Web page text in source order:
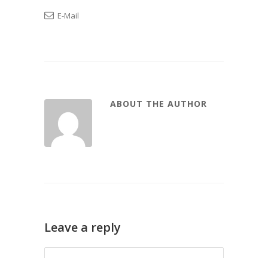
E-Mail
ABOUT THE AUTHOR
Leave a reply